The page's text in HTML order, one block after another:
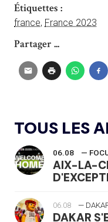
Étiquettes :
france, France 2023
Partager ...
TOUS LES
06.08 —
AIX-LA-
06.08 —
DAKAR